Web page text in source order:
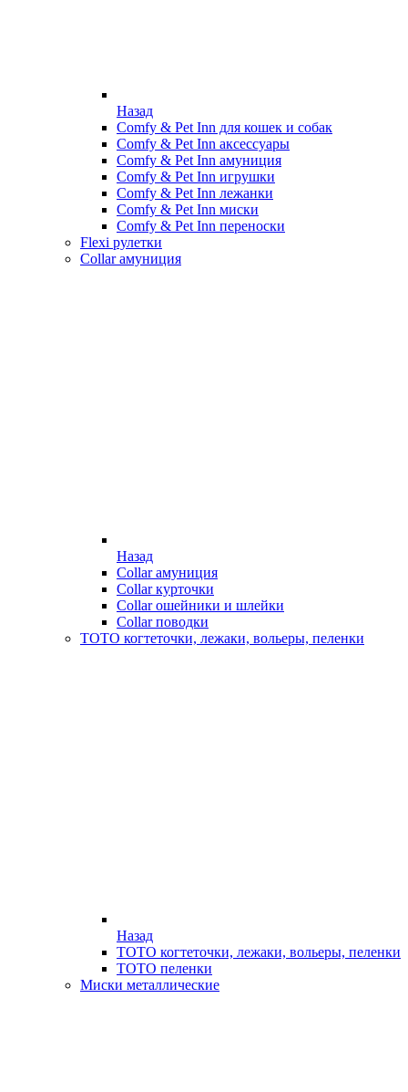
Назад
Comfy & Pet Inn для кошек и собак
Comfy & Pet Inn аксессуары
Comfy & Pet Inn амуниция
Comfy & Pet Inn игрушки
Comfy & Pet Inn лежанки
Comfy & Pet Inn миски
Comfy & Pet Inn переноски
Flexi рулетки
Collar амуниция
Назад
Collar амуниция
Collar курточки
Collar ошейники и шлейки
Collar поводки
ТОТО когтеточки, лежаки, вольеры, пеленки
Назад
ТОТО когтеточки, лежаки, вольеры, пеленки
ТОТО пеленки
Миски металлические